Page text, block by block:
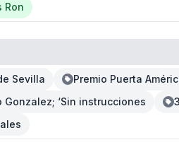
Ron
Sevilla Premio Puerta
Gonzalez; ‘Sin instrucciones